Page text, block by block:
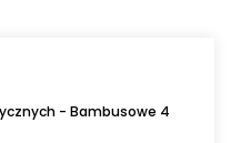
- Bambusowe 4